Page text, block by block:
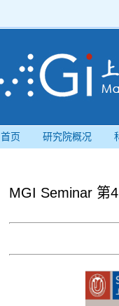
首页 研究院概况
MGI Seminar 第